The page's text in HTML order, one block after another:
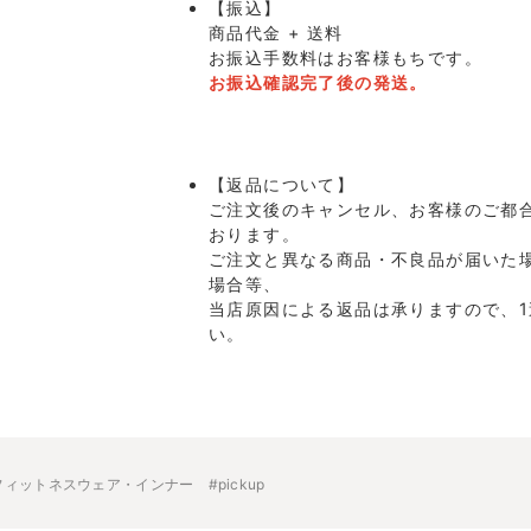
【振込】
商品代金 + 送料
お振込手数料はお客様もちです。
お振込確認完了後の発送。
【返品について】
ご注文後のキャンセル、お客様のご都
おります。
ご注文と異なる商品・不良品が届いた
場合等、
当店原因による返品は承りますので、
い。
ットネスウェア・インナー #pickup